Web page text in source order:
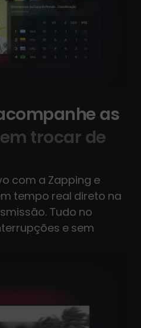
as
trocar de
com a Zapping e
tempo real direto na
Tudo no
e sem